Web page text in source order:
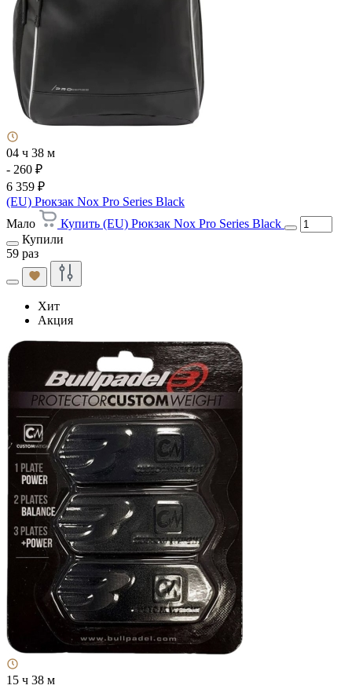
04 ч 38 м
- 260 ₽
6 359 ₽
(EU) Рюкзак Nox Pro Series Black
Мало
Купить (EU) Рюкзак Nox Pro Series Black
Купили
59 раз
Хит
Акция
15 ч 38 м